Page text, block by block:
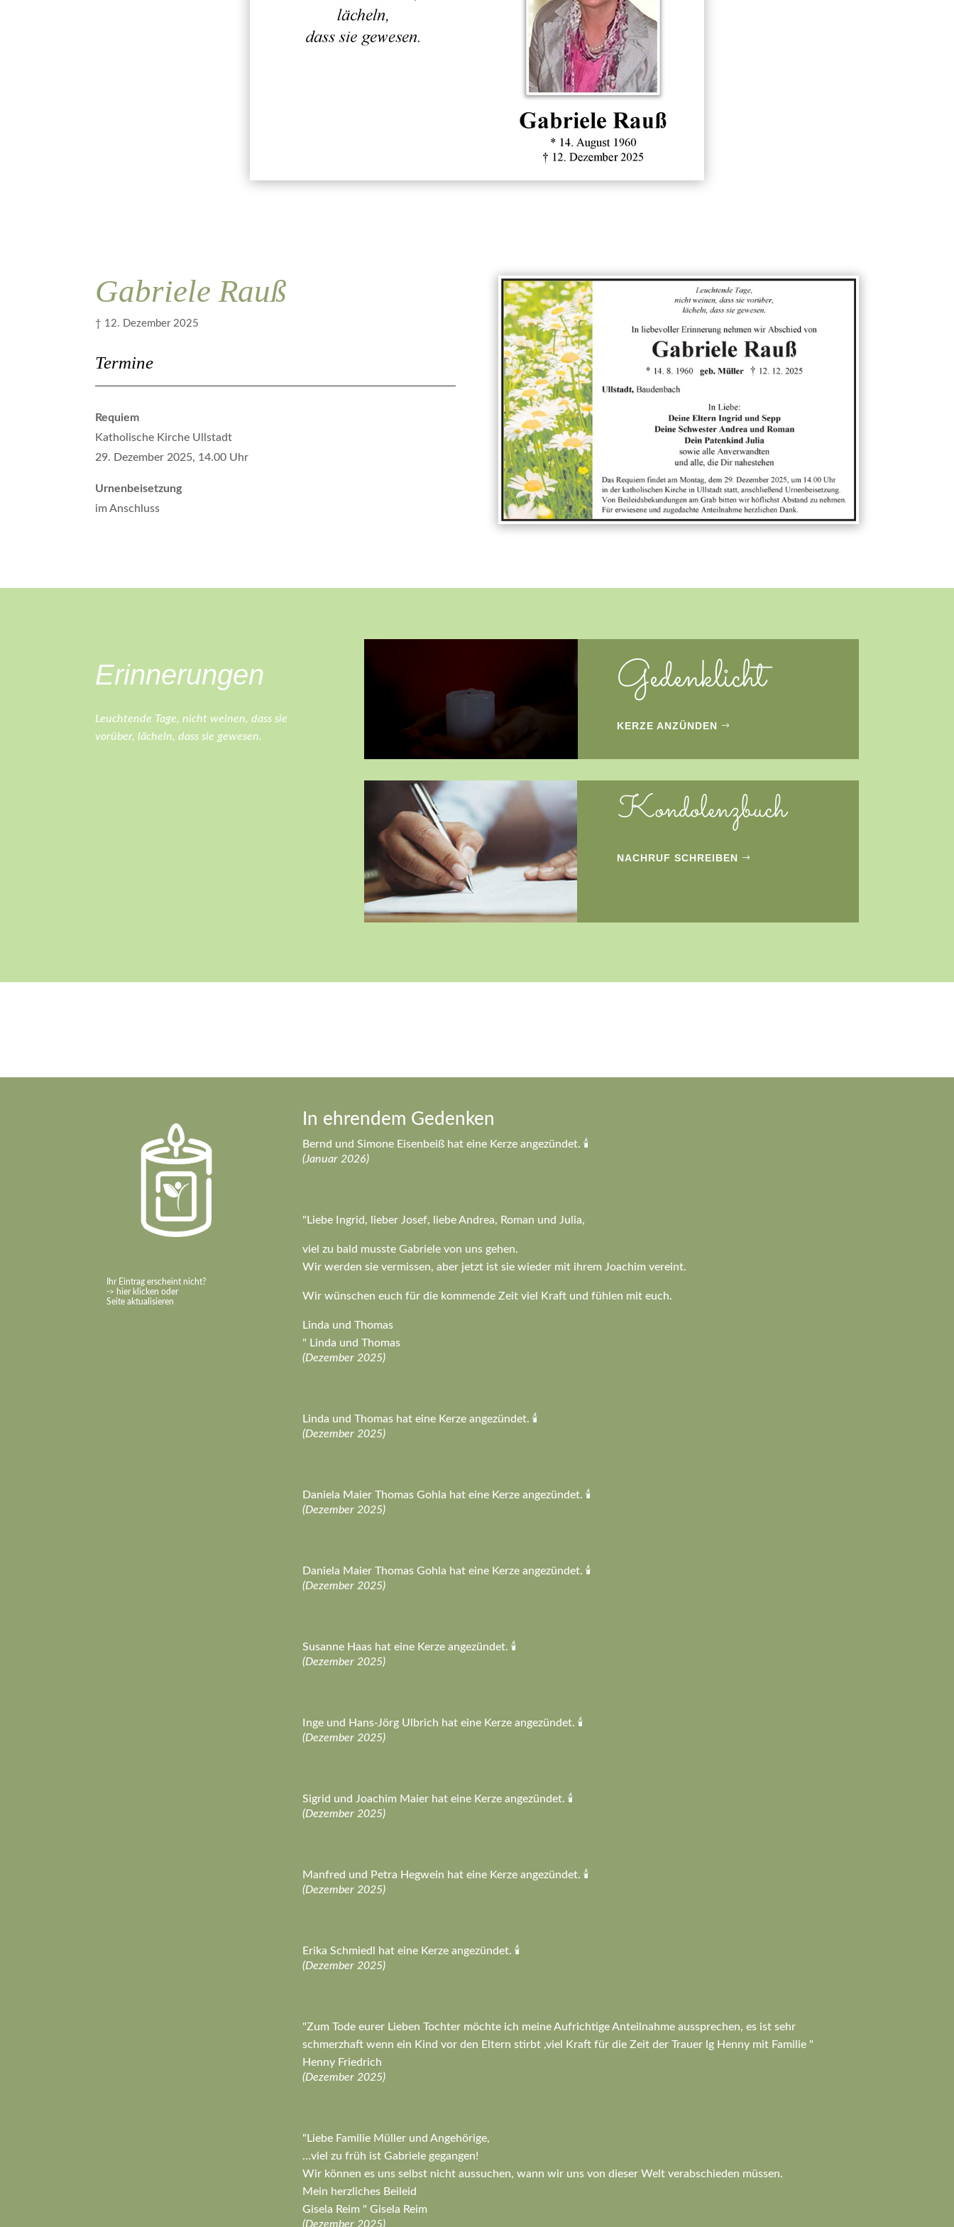
Gabriele Rauß
† 12. Dezember 2025
Termine
Requiem
Katholische Kirche Ullstadt
29. Dezember 2025, 14.00 Uhr
Urnenbeisetzung
im Anschluss
Erinnerungen
Leuchtende Tage, nicht weinen, dass sie
vorüber, lächeln, dass sie gewesen.
Gedenklicht
KERZE ANZÜNDEN
Kondolenzbuch
NACHRUF SCHREIBEN
Ihr Eintrag erscheint nicht?
-> hier klicken oder
Seite aktualisieren
In ehrendem Gedenken
Bernd und Simone Eisenbeiß hat eine Kerze angezündet. 🕯️
(Januar 2026)
"Liebe Ingrid, lieber Josef, liebe Andrea, Roman und Julia,
viel zu bald musste Gabriele von uns gehen.
Wir werden sie vermissen, aber jetzt ist sie wieder mit ihrem Joachim vereint.
Wir wünschen euch für die kommende Zeit viel Kraft und fühlen mit euch.
Linda und Thomas
" Linda und Thomas
(Dezember 2025)
Linda und Thomas hat eine Kerze angezündet. 🕯️
(Dezember 2025)
Daniela Maier Thomas Gohla hat eine Kerze angezündet. 🕯️
(Dezember 2025)
Daniela Maier Thomas Gohla hat eine Kerze angezündet. 🕯️
(Dezember 2025)
Susanne Haas hat eine Kerze angezündet. 🕯️
(Dezember 2025)
Inge und Hans-Jörg Ulbrich hat eine Kerze angezündet. 🕯️
(Dezember 2025)
Sigrid und Joachim Maier hat eine Kerze angezündet. 🕯️
(Dezember 2025)
Manfred und Petra Hegwein hat eine Kerze angezündet. 🕯️
(Dezember 2025)
Erika Schmiedl hat eine Kerze angezündet. 🕯️
(Dezember 2025)
"Zum Tode eurer Lieben Tochter möchte ich meine Aufrichtige Anteilnahme aussprechen, es ist sehr
schmerzhaft wenn ein Kind vor den Eltern stirbt ,viel Kraft für die Zeit der Trauer lg Henny mit Familie "
Henny Friedrich
(Dezember 2025)
"Liebe Familie Müller und Angehörige,
…viel zu früh ist Gabriele gegangen!
Wir können es uns selbst nicht aussuchen, wann wir uns von dieser Welt verabschieden müssen.
Mein herzliches Beileid
Gisela Reim " Gisela Reim
(Dezember 2025)